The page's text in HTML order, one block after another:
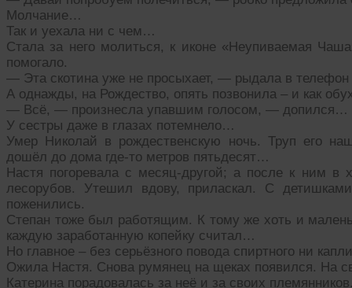
Молчание…
Так и уехала ни с чем…
Стала за него молиться, к иконе «Неупиваемая
помогало.
— Эта скотина уже не просыхает, — рыдала в
А однажды, на Рождество, опять позвонила – и как
— Всё, — произнесла упавшим голосом, —
У сестры даже в глазах потемнело…
Умер Николай в рождественскую ночь. Труп его
дошёл до дома где-то метров пятьдесят…
Настя погоревала с месяц-другой; а после к ним в
лесорубов. Утешил вдову, приласкал. С
поженились.
Степан тоже был работящим. К тому же хоть и
каждую заработанную копейку считал…
Но главное – без серьёзного повода спиртного ни
Ожила Настя. Снова румянец на щеках появился. На
Катерина порадовалась за неё и за своих